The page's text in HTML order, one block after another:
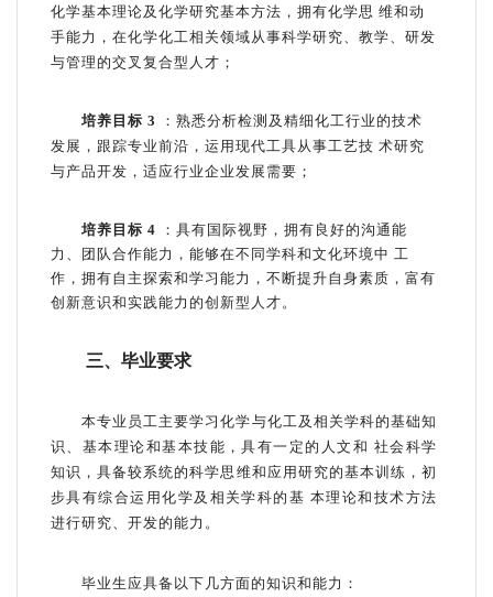
化学基本理论及化学研究基本方法，拥有化学思 维和动
手能力，在化学化工相关领域从事科学研究、教学、研发
与管理的交叉复合型人才；
培养目标 3
：熟悉分析检测及精细化工行业的技术
发展，跟踪专业前沿，运用现代工具从事工艺技 术研究
与产品开发，适应行业企业发展需要；
培养目标 4
：具有国际视野，拥有良好的沟通能
力、团队合作能力，能够在不同学科和文化环境中 工
作，拥有自主探索和学习能力，不断提升自身素质，富有
创新意识和实践能力的创新型人才。
三、毕业要求
本专业员工主要学习化学与化工及相关学科的基础知
识、基本理论和基本技能，具有一定的人文和 社会科学
知识，具备较系统的科学思维和应用研究的基本训练，初
步具有综合运用化学及相关学科的基 本理论和技术方法
进行研究、开发的能力。
毕业生应具备以下几方面的知识和能力：